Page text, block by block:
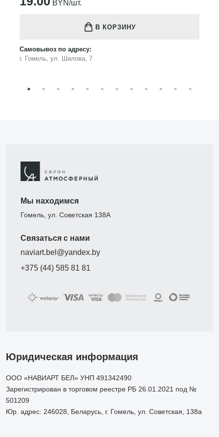
BYN/шт.
В КОРЗИНУ
Самовывоз по адресу:
г. Гомель, ул. Шилова, 7
Мы находимся
Гомель, ул. Советская 138А
Связаться с нами
naviart.bel@yandex.by
+375 (44) 585 81 81
Юридическая информация
ООО «НАВИАРТ БЕЛ» УНП 491342490
Зарегистрирован в торговом реестре РБ 26.01.2021 под №
501209
Юр. адрес: 246028, Беларусь, г. Гомель, ул. Советская, 138а